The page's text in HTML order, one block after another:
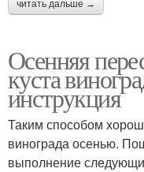
читать дальше →
Осенняя
куста
инструкция
Таким способом
винограда осенью.
выполнение